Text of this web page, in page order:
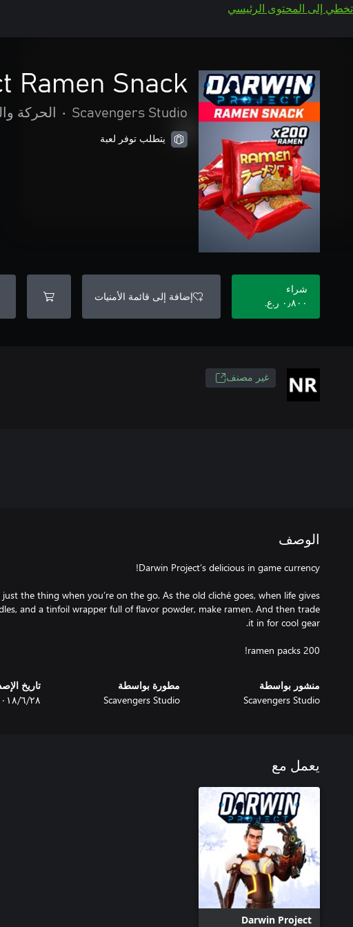
تخطي إلى المحتوى الرئيسي
Ramen Snack
Scavengers Studio
• الحركة
يتطلب توفر لعبة
شراء
٠٫٨٠٠ ر.ع.‏
إضافة إلى قائمة الأمنيات
غير مصنف
الوصف
just the thing when you’re on the go. As the old cliché goes, when life gives
and a tinfoil wrapper full of flavor powder, make ramen. And then trade
200 ramen packs!
منشور بواسطة
Scavengers Studio
مطورة بواسطة
Scavengers Studio
تاريخ
٢٨‏/٦‏/٢٠١٨
يعمل مع
Darwin Project